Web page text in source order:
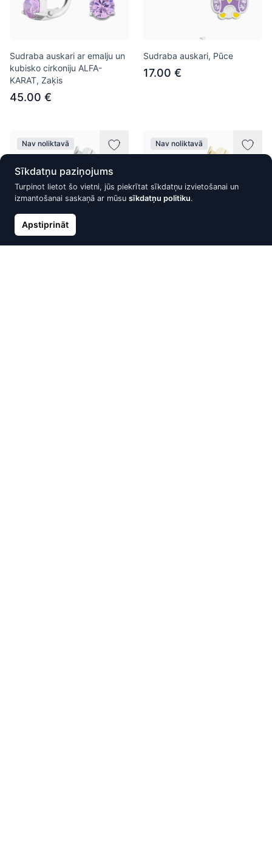
Sudraba auskari ar emalju un
kubisko cirkoniju ALFA-
KARAT, Zaķis
45.00 €
Sudraba auskari, Pūce
17.00 €
Nav noliktavā Nav noliktavā
Sīkdatņu paziņojums
Turpinot lietot šo vietni, jūs piekrītat sīkdatņu izvietošanai un
izmantošanai saskaņā ar mūsu sīkdatņu politiku.
Apstiprināt